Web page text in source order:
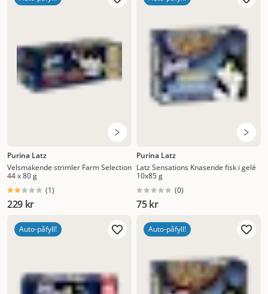
Purina Latz
Velsmakende strimler Farm Selection
44 x 80 g
(1)
229 kr
Purina Latz
Latz Sensations Knasende fisk i gelé
10x85 g
(0)
75 kr
Auto-påfyll! Auto-påfyll!